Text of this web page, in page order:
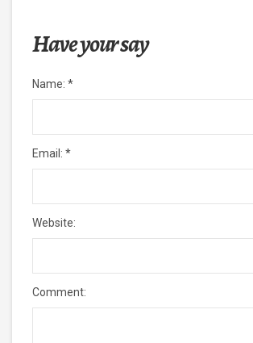
Have your say
Name: *
Email: *
Website:
Comment: